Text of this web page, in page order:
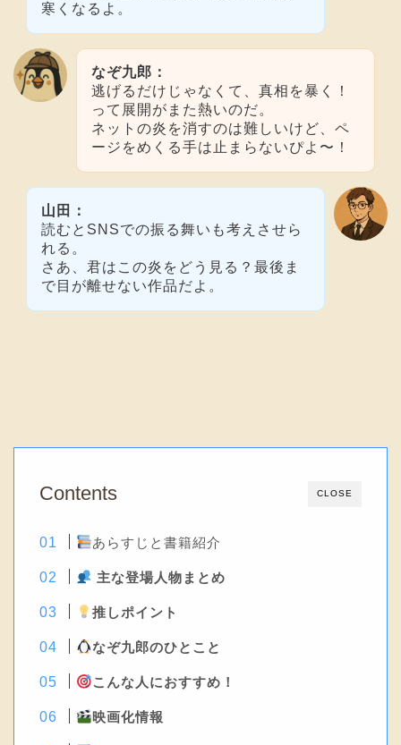
寒くなるよ。
なぞ九郎：
逃げるだけじゃなくて、真相を暴く！
って展開がまた熱いのだ。
ネットの炎を消すのは難しいけど、ペ
ージをめくる手は止まらないぴよ〜！
山田：
読むとSNSでの振る舞いも考えさせら
れる。
さあ、君はこの炎をどう見る？最後ま
で目が離せない作品だよ。
CLOSE
Contents
あらすじと書籍紹介
主な登場人物まとめ
推しポイント
なぞ九郎のひとこと
こんな人におすすめ！
映画化情報